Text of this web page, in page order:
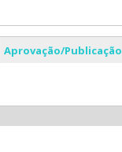
Aprovação/Publicação